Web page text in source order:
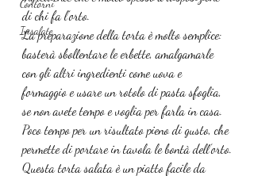
Contorni
Insalate
di chi fa l’orto.
La preparazione della torta è molto semplice:
basterà sbollentare le erbette, amalgamarle
con gli altri ingredienti come uova e
formaggio e usare un rotolo di pasta sfoglia,
se non avete tempo e voglia per farla in casa.
Poco tempo per un risultato pieno di gusto, che
permette di portare in tavola le bontà dell’orto.
Questa torta salata è un piatto facile da